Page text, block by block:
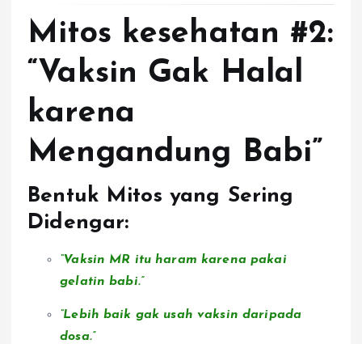
Mitos kesehatan #2:
“Vaksin Gak Halal
karena
Mengandung Babi”
Bentuk Mitos yang Sering
Didengar:
“Vaksin MR itu haram karena pakai
gelatin babi.”
“Lebih baik gak usah vaksin daripada
dosa.”